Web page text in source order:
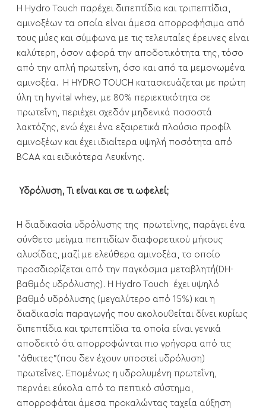
Η Hydro Touch παρέχει διπεπτίδια και τριπεπτίδια,
αμινοξέων τα οποία είναι άμεσα απορροφήσιμα από
τους μύες και σύμφωνα με τις τελευταίες έρευνες είναι
καλύτερη, όσον αφορά την αποδοτικότητα της, τόσο
από την απλή πρωτεΐνη, όσο και από τα μεμονωμένα
αμινοξέα. H HYDRO TOUCH κατασκευάζεται με πρώτη
ύλη τη hyvital whey, με 80% περιεκτικότητα σε
πρωτεΐνη, περιέχει σχεδόν μηδενικά ποσοστά
λακτόζης, ενώ έχει ένα εξαιρετικά πλούσιο προφίλ
αμινοξέων και έχει ιδιαίτερα υψηλή ποσότητα από
BCAA και ειδικότερα Λευκίνης.
Υδρόλυση, Τι είναι και σε τι ωφελεί;
Η διαδικασία υδρόλυσης της πρωτεΐνης, παράγει ένα
σύνθετο μείγμα πεπτιδίων διαφορετικού μήκους
αλυσίδας, μαζί με ελεύθερα αμινοξέα, το οποίο
προσδιορίζεται από την παγκόσμια μεταβλητή(DH-
βαθμός υδρόλυσης). Η Hydro Touch έχει υψηλό
βαθμό υδρόλυσης (μεγαλύτερο από 15%) και η
διαδικασία παραγωγής που ακολουθείται δίνει κυρίως
διπεπτίδια και τριπεπτίδια τα οποία είναι γενικά
αποδεκτό ότι απορροφώνται πιο γρήγορα από τις
"άθικτες"(που δεν έχουν υποστεί υδρόλυση)
πρωτεΐνες. Επομένως η υδρολυμένη πρωτεΐνη,
περνάει εύκολα από το πεπτικό σύστημα,
απορροφάται άμεσα προκαλώντας ταχεία αύξηση